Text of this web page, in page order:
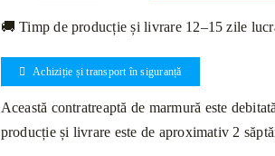
Marmură
Rain
Forest
Green
Lustruită
🚚 Timp de producție și livrare 12–15 zile
Achiziție și transport în siguranță
Această contratreaptă de marmură este
producție și livrare este de aproximativ 2